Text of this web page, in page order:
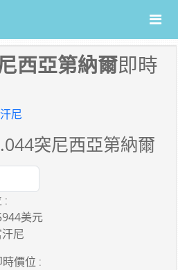
西亞第納爾即時
尼
突尼西亞第納爾
:
美元
尼
價位 :